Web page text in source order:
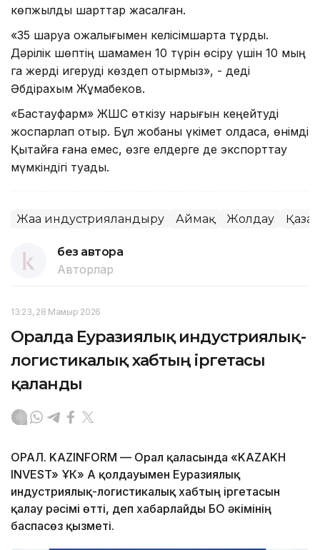
көпжылдық шарттар жасалған.
«35 шаруа қожалығымен келісімшартқа тұрдық.
Дәрілік шөптің шамамен 10 түрін өсіру үшін 10 мың
га жерді игеруді көздеп отырмыз», - деді
Әбдірахым Жұмабеков.
«Бастауфарм» ЖШС өткізу нарығын кеңейтуді
жоспарлап отыр. Бұл жобаны үкімет қолдаса, өнімді
Қытайға ғана емес, өзге елдерге де экспорттау
мүмкіндігі туады.
Жаңа индустрияландыру Аймақ Жолдау
без автора
Авторлар
13:23, 28 Мамыр 2026
Оралда Еуразиялық индустриялық-
логистикалық хабтың іргетасы
қаланды
ОРАЛ. KAZINFORM — Орал қаласында «KAZAKH
INVEST» ҰК» АҚ қолдауымен Еуразиялық
индустриялық-логистикалық хабтың іргетасын
қалау рәсімі өтті, деп хабарлайды БҚО әкімінің
баспасөз қызметі.